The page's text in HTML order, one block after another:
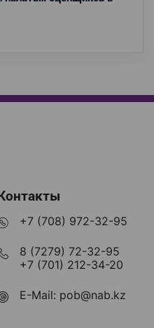
+7 (708) 972-32-95
8 (7279) 72-32-95
+7 (701) 212-34-20
E-Mail: pob@nab.kz